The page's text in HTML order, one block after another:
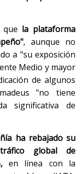
la plataforma
, aunque no
a "su exposición
Medio y mayor
de algunos
"no tiene
significativa de
ha rebajado su
global de
en línea con la